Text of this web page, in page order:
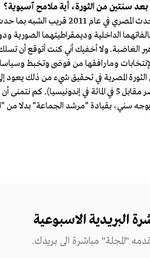
بعد سنتين من الثورة، أية ملامح آسيوية؟
الداخلية وديمقراطيتهما الصورية
الغاضبة. ولا أخفيك أني كنت أتوقع أن
وما رافقها من فوضى وتخبط
المصرية في تحقيق شيء من ذلك يعود
البلدين (40 في المائة في مصر مقابل 5 في
بوجه سني، بقيادة "مرشد الجماعة" بدلا من
البريدية الاسبوعية
"المجلة" مباشرة الى بريدك.